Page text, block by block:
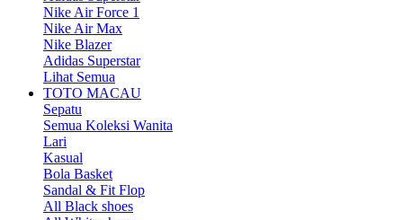
Nike Air Force 1
Nike Air Max
Nike Blazer
Adidas Superstar
Lihat Semua
TOTO MACAU
Sepatu
Semua Koleksi Wanita
Lari
Kasual
Bola Basket
Sandal & Fit Flop
All Black shoes